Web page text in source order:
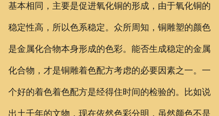
基本相同，主要是促进氧化铜的形成，由于氧化铜的
稳定性高，所以色系稳定。众所周知，铜雕塑的颜色
是金属化合物本身形成的色彩。能否生成稳定的金属
化合物，才是铜雕着色配方考虑的必要因素之一。一
个好的着色着色配方是经得住时间的检验的。比如说
出土千年的文物，现在依然色彩分明，虽然颜色不是